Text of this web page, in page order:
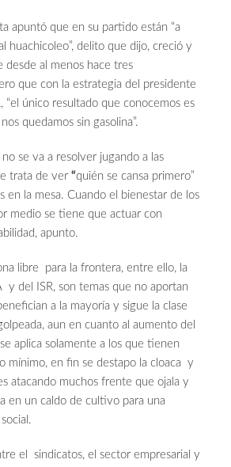
apuntó que en su partido están “a
huachicoleo”, delito que dijo, creció y
desde al menos hace tres
que con la estrategia del presidente
“el único resultado que conocemos es
quedamos sin gasolina”.
se va a resolver jugando a las
trata de ver “quién se cansa primero”
en la mesa. Cuando el bienestar de los
medio se tiene que actuar con
apunto.
libre para la frontera, entre ello, la
y del ISR, son temas que no aportan
a la mayoría y sigue la clase
aun en cuanto al aumento del
aplica solamente a los que tienen
mínimo, en fin se destapo la cloaca y
atacando muchos frente que ojala y
en un caldo de cultivo para una
el sindicatos, el sector empresarial y